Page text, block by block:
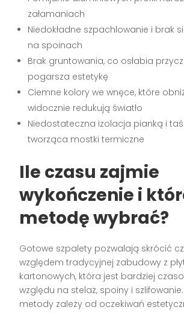
załamaniach
Niedokładne szpachlowanie i brak
na spoinach
Brak gruntowania, co osłabia
pogarsza estetykę
Ciemne kolory we wnęce, które
widocznie redukują światło
Niedostateczna izolacja pianką i
tworząca mostki termiczne
Ile czasu zajmie
wykończenie i
metodę wybrać?
Gotowe szpalety pozwalają skrócić
względem tradycyjnej zabudowy z
kartonowych, która jest bardziej
względu na stelaż, spoiny i
metody zależy od oczekiwań